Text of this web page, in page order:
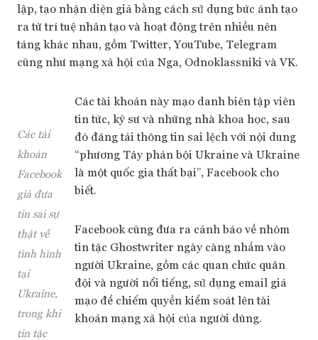
lập, tạo nhận diện giả bằng cách sử dụng bức ảnh tạo
ra từ trí tuệ nhân tạo và hoạt động trên nhiều nên
tảng khác nhau, gồm Twitter, YouTube, Telegram
cũng như mạng xã hội của Nga, Odnoklassniki và VK.
Các tài
khoản
Facebook
giả đưa
tin sai sự
thật về
tình hình
tại
Ukraine,
trong khi
tin tặc
Các tài khoản này mạo danh biên tập viên
tin tức, kỹ sư và những nhà khoa học, sau
đó đăng tải thông tin sai lệch với nội dung
“phương Tây phản bội Ukraine và Ukraine
là một quốc gia thất bại”, Facebook cho
biết.
Facebook cũng đưa ra cảnh báo về nhóm
tin tặc Ghostwriter ngày càng nhắm vào
người Ukraine, gồm các quan chức quân
đội và người nổi tiếng, sử dụng email giả
mạo để chiếm quyền kiểm soát lên tài
khoản mạng xã hội của người dùng.